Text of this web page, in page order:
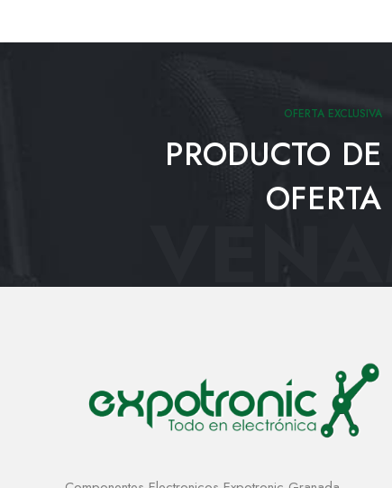
OFERTA EXCLUSIVA
PRODUCTO DE
OFERTA